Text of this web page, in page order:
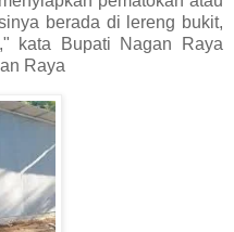
berada di lereng bukit,
kata Bupati Nagan Raya
Raya